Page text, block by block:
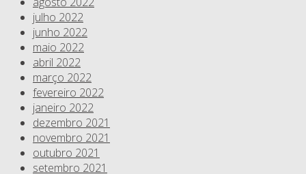
julho 2022
junho 2022
maio 2022
abril 2022
março 2022
fevereiro 2022
janeiro 2022
dezembro 2021
novembro 2021
outubro 2021
setembro 2021